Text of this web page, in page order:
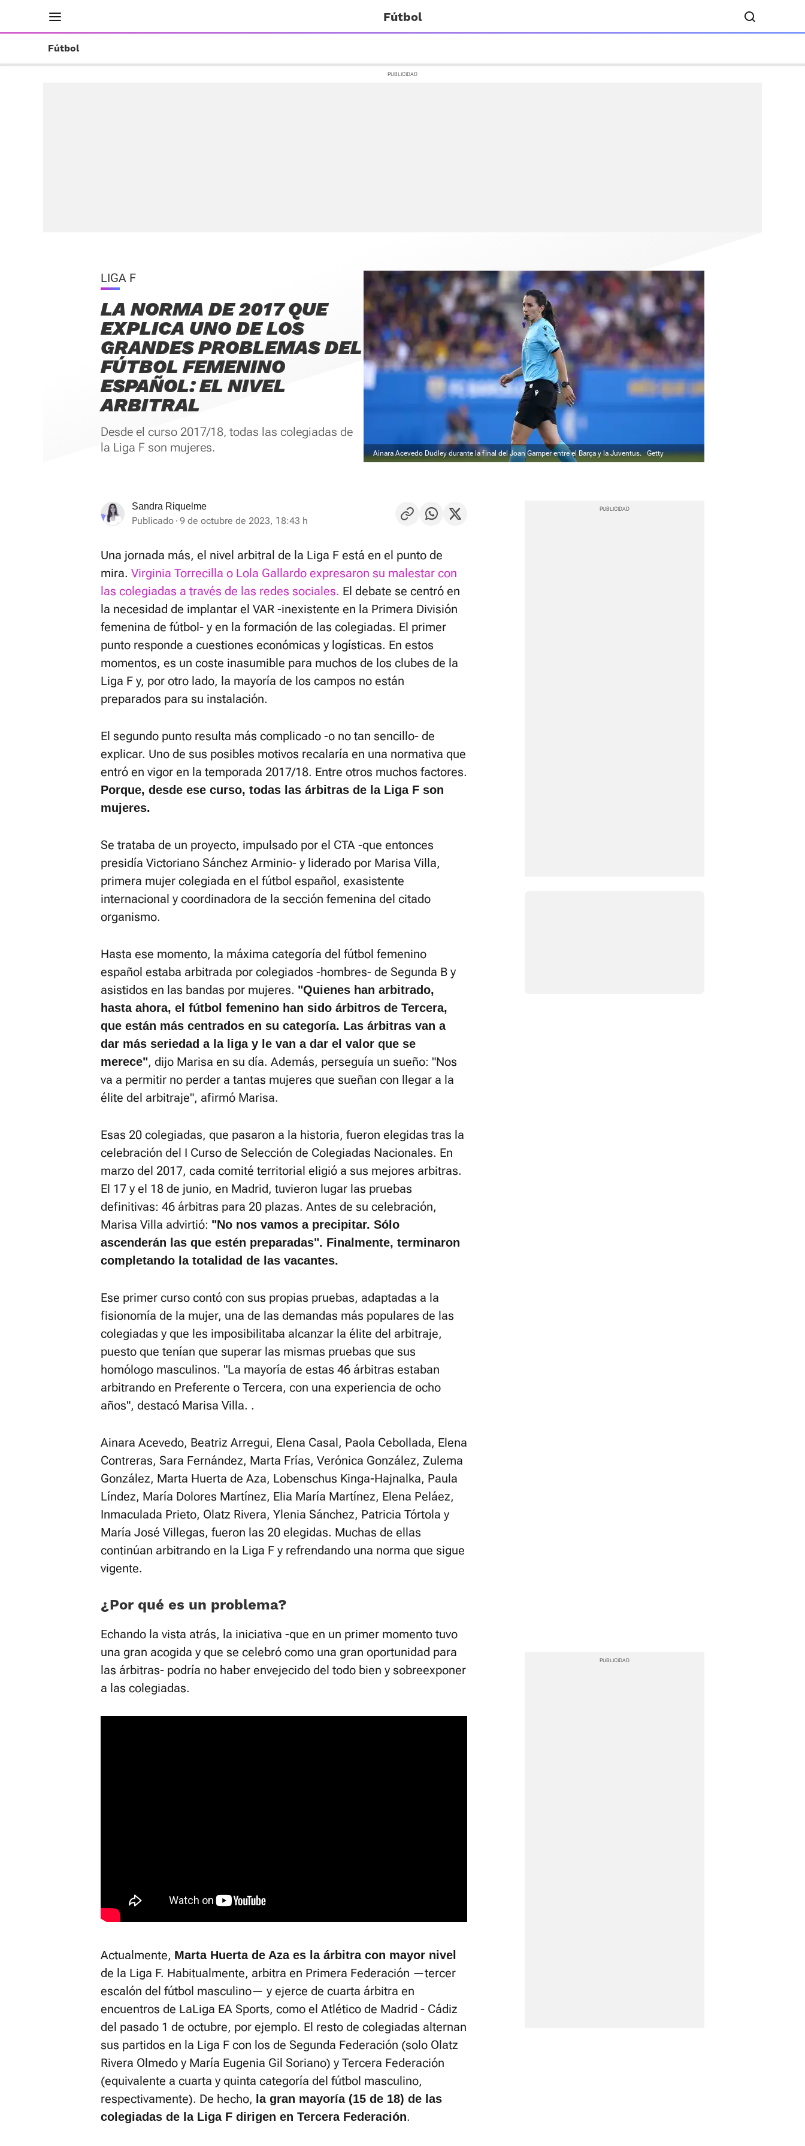
Fútbol
Fútbol
LIGA F
LA NORMA DE 2017 QUE
EXPLICA UNO DE LOS
GRANDES PROBLEMAS DEL
FÚTBOL FEMENINO
ESPAÑOL: EL NIVEL
ARBITRAL
Desde el curso 2017/18, todas las colegiadas de
la Liga F son mujeres.
Ainara Acevedo Dudley durante la final del Joan Gamper entre el Barça y la Juventus. Getty
Sandra Riquelme
Publicado 9 de octubre de 2023, 18:43 h
Una jornada más, el nivel arbitral de la Liga F está en el punto de
mira. Virginia Torrecilla o Lola Gallardo expresaron su malestar con
las colegiadas a través de las redes sociales. El debate se centró en
la necesidad de implantar el VAR -inexistente en la Primera División
femenina de fútbol- y en la formación de las colegiadas. El primer
punto responde a cuestiones económicas y logísticas. En estos
momentos, es un coste inasumible para muchos de los clubes de la
Liga F y, por otro lado, la mayoría de los campos no están
preparados para su instalación.
El segundo punto resulta más complicado -o no tan sencillo- de
explicar. Uno de sus posibles motivos recalaría en una normativa que
entró en vigor en la temporada 2017/18. Entre otros muchos factores.
Porque, desde ese curso, todas las árbitras de la Liga F son
mujeres.
Se trataba de un proyecto, impulsado por el CTA -que entonces
presidía Victoriano Sánchez Arminio- y liderado por Marisa Villa,
primera mujer colegiada en el fútbol español, exasistente
internacional y coordinadora de la sección femenina del citado
organismo.
Hasta ese momento, la máxima categoría del fútbol femenino
español estaba arbitrada por colegiados -hombres- de Segunda B y
asistidos en las bandas por mujeres. "Quienes han arbitrado,
hasta ahora, el fútbol femenino han sido árbitros de Tercera,
que están más centrados en su categoría. Las árbitras van a
dar más seriedad a la liga y le van a dar el valor que se
merece", dijo Marisa en su día. Además, perseguía un sueño: "Nos
va a permitir no perder a tantas mujeres que sueñan con llegar a la
élite del arbitraje", afirmó Marisa.
Esas 20 colegiadas, que pasaron a la historia, fueron elegidas tras la
celebración del I Curso de Selección de Colegiadas Nacionales. En
marzo del 2017, cada comité territorial eligió a sus mejores arbitras.
El 17 y el 18 de junio, en Madrid, tuvieron lugar las pruebas
definitivas: 46 árbitras para 20 plazas. Antes de su celebración,
Marisa Villa advirtió: "No nos vamos a precipitar. Sólo
ascenderán las que estén preparadas". Finalmente, terminaron
completando la totalidad de las vacantes.
Ese primer curso contó con sus propias pruebas, adaptadas a la
fisionomía de la mujer, una de las demandas más populares de las
colegiadas y que les imposibilitaba alcanzar la élite del arbitraje,
puesto que tenían que superar las mismas pruebas que sus
homólogo masculinos. "La mayoría de estas 46 árbitras estaban
arbitrando en Preferente o Tercera, con una experiencia de ocho
años", destacó Marisa Villa. .
Ainara Acevedo, Beatriz Arregui, Elena Casal, Paola Cebollada, Elena
Contreras, Sara Fernández, Marta Frías, Verónica González, Zulema
González, Marta Huerta de Aza, Lobenschus Kinga-Hajnalka, Paula
Líndez, María Dolores Martínez, Elia María Martínez, Elena Peláez,
Inmaculada Prieto, Olatz Rivera, Ylenia Sánchez, Patricia Tórtola y
María José Villegas, fueron las 20 elegidas. Muchas de ellas
continúan arbitrando en la Liga F y refrendando una norma que sigue
vigente.
¿Por qué es un problema?
Echando la vista atrás, la iniciativa -que en un primer momento tuvo
una gran acogida y que se celebró como una gran oportunidad para
las árbitras- podría no haber envejecido del todo bien y sobreexponer
a las colegiadas.
Actualmente, Marta Huerta de Aza es la árbitra con mayor nivel
de la Liga F. Habitualmente, arbitra en Primera Federación —tercer
escalón del fútbol masculino— y ejerce de cuarta árbitra en
encuentros de LaLiga EA Sports, como el Atlético de Madrid - Cádiz
del pasado 1 de octubre, por ejemplo. El resto de colegiadas alternan
sus partidos en la Liga F con los de Segunda Federación (solo Olatz
Rivera Olmedo y María Eugenia Gil Soriano) y Tercera Federación
(equivalente a cuarta y quinta categoría del fútbol masculino,
respectivamente). De hecho, la gran mayoría (15 de 18) de las
colegiadas de la Liga F dirigen en Tercera Federación.